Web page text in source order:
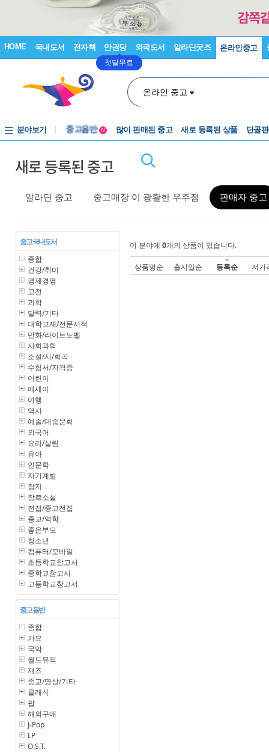
HOME 국내도서 전자책 만권당
첫달무료
외국도서 알라딘굿즈 온라인중고
온라인 중고
분야보기
중고음반
중고음반
N 많이 판매된 중고 새로 등록된 상품 단골
새로 등록된 중고
알라딘 중고 중고매장 이 광활한 우주점 판매자 중고
중고 국내도서
종합
건강/취미
경제경영
고전
과학
달력/기타
대학교재/전문서적
만화/라이트노벨
사회과학
소설/시/희곡
수험서/자격증
어린이
에세이
여행
역사
예술/대중문화
외국어
요리/살림
유아
인문학
자기계발
잡지
장르소설
전집/중고전집
종교/역학
좋은부모
청소년
컴퓨터/모바일
초등학교참고서
중학교참고서
고등학교참고서
중고 음반
종합
가요
국악
월드뮤직
재즈
종교/명상/기타
클래식
팝
해외구매
J-Pop
LP
O.S.T.
이 분야에 0개의 상품이 있습니다.
상품명순 출시일순 등록순 저가